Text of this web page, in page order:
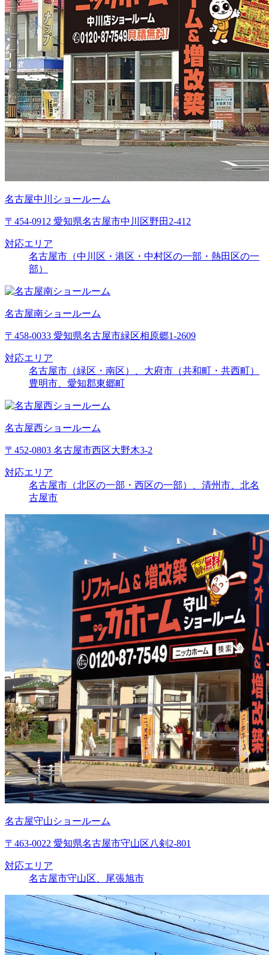
名古屋中川ショールーム
〒454-0912 愛知県名古屋市中川区野田2-412
対応エリア
名古屋市（中川区・港区・中村区の一部・熱田区の一
部）
名古屋南ショールーム
〒458-0033 愛知県名古屋市緑区相原郷1-2609
対応エリア
名古屋市（緑区・南区）、大府市（共和町・共西町）
豊明市、愛知郡東郷町
名古屋西ショールーム
〒452-0803 名古屋市西区大野木3-2
対応エリア
名古屋市（北区の一部・西区の一部）、清州市、北名
古屋市
名古屋守山ショールーム
〒463-0022 愛知県名古屋市守山区八剣2-801
対応エリア
名古屋市守山区、尾張旭市